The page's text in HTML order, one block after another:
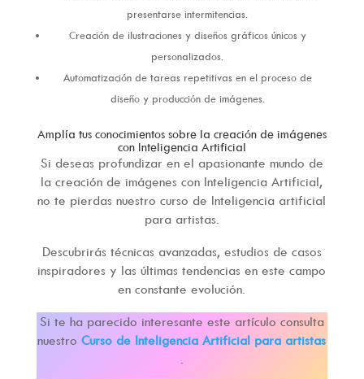
presentarse intermitencias.
Creación de ilustraciones y diseños gráficos únicos y
personalizados.
Automatización de tareas repetitivas en el proceso de
diseño y producción de imágenes.
Amplía tus conocimientos sobre la creación de imágenes
con Inteligencia Artificial
Si deseas profundizar en el apasionante mundo de
la creación de imágenes con Inteligencia Artificial,
no te pierdas nuestro curso de Inteligencia artificial
para artistas.
Descubrirás técnicas avanzadas, estudios de casos
inspiradores y las últimas tendencias en este campo
en constante evolución.
Si te ha parecido interesante este artículo consulta
nuestroCurso de Inteligencia Artificial para artistas